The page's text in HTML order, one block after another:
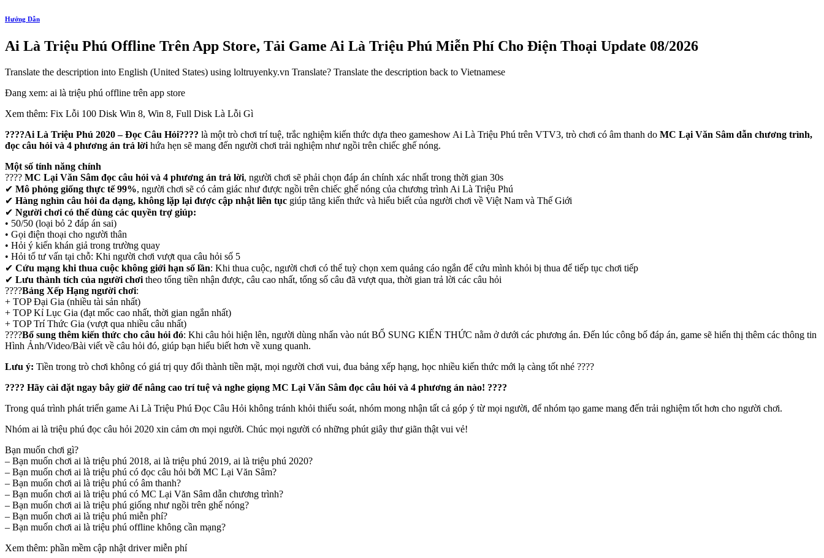
Hướng Dẫn
‎Ai Là Triệu Phú Offline Trên App Store, Tải Game Ai Là Triệu Phú Miễn Phí Cho Điện Thoại Update 08/2026
Translate the description into English (United States) using loltruyenky.vn Translate? Translate the description back to Vietnamese
Đang xem: ‎ai là triệu phú offline trên app store
Xem thêm: Fix Lỗi 100 Disk Win 8, Win 8, Full Disk Là Lỗi Gì
????Ai Là Triệu Phú 2020 – Đọc Câu Hỏi???? là một trò chơi trí tuệ, trắc nghiệm kiến thức dựa theo gameshow Ai Là Triệu Phú trên VTV3, trò chơi có âm thanh do MC Lại Văn Sâm dẫn chương trình,
đọc câu hỏi và 4 phương án trả lời hứa hẹn sẽ mang đến người chơi trải nghiệm như ngồi trên chiếc ghế nóng.
Một số tính năng chính
???? MC Lại Văn Sâm đọc câu hỏi và 4 phương án trả lời, người chơi sẽ phải chọn đáp án chính xác nhất trong thời gian 30s
✔ Mô phỏng giống thực tế 99%, người chơi sẽ có cảm giác như được ngồi trên chiếc ghế nóng của chương trình Ai Là Triệu Phú
✔ Hàng nghìn câu hỏi đa dạng, không lặp lại được cập nhật liên tục giúp tăng kiến thức và hiểu biết của người chơi về Việt Nam và Thế Giới
✔ Người chơi có thế dùng các quyền trợ giúp:
• 50/50 (loại bỏ 2 đáp án sai)
• Gọi điện thoại cho người thân
• Hỏi ý kiến khán giả trong trường quay
• Hỏi tổ tư vấn tại chỗ: Khi người chơi vượt qua câu hỏi số 5
✔ Cứu mạng khi thua cuộc không giới hạn số lần: Khi thua cuộc, người chơi có thể tuỳ chọn xem quảng cáo ngắn để cứu mình khỏi bị thua để tiếp tục chơi tiếp
✔ Lưu thành tích của người chơi theo tổng tiền nhận được, câu cao nhất, tổng số câu đã vượt qua, thời gian trả lời các câu hỏi
????Bảng Xếp Hạng người chơi:
+ TOP Đại Gia (nhiều tài sản nhất)
+ TOP Kỉ Lục Gia (đạt mốc cao nhất, thời gian ngắn nhất)
+ TOP Trí Thức Gia (vượt qua nhiều câu nhất)
????Bổ sung thêm kiến thức cho câu hỏi đó: Khi câu hỏi hiện lên, người dùng nhấn vào nút BỔ SUNG KIẾN THỨC nằm ở dưới các phương án. Đến lúc công bố đáp án, game sẽ hiển thị thêm các thông tin
Hình Ảnh/Video/Bài viết về câu hỏi đó, giúp bạn hiểu biết hơn về xung quanh.
Lưu ý: Tiền trong trò chơi không có giá trị quy đổi thành tiền mặt, mọi người chơi vui, đua bảng xếp hạng, học nhiều kiến thức mới lạ càng tốt nhé ????
???? Hãy cài đặt ngay bây giờ để nâng cao trí tuệ và nghe giọng MC Lại Văn Sâm đọc câu hỏi và 4 phương án nào! ????
Trong quá trình phát triển game Ai Là Triệu Phú Đọc Câu Hỏi không tránh khỏi thiếu soát, nhóm mong nhận tất cả góp ý từ mọi người, để nhóm tạo game mang đến trải nghiệm tốt hơn cho người chơi.
Nhóm ai là triệu phú đọc câu hỏi 2020 xin cảm ơn mọi người. Chúc mọi người có những phút giây thư giãn thật vui vẻ!
Bạn muốn chơi gì?
– Bạn muốn chơi ai là triệu phú 2018, ai là triệu phú 2019, ai là triệu phú 2020?
– Bạn muốn chơi ai là triệu phú có đọc câu hỏi bởi MC Lại Văn Sâm?
– Bạn muốn chơi ai là triệu phú có âm thanh?
– Bạn muốn chơi ai là triệu phú có MC Lại Văn Sâm dẫn chương trình?
– Bạn muốn chơi ai là triệu phú giống như ngồi trên ghế nóng?
– Bạn muốn chơi ai là triệu phú miễn phí?
– Bạn muốn chơi ai là triệu phú offline không cần mạng?
Xem thêm: phần mềm cập nhật driver miễn phí